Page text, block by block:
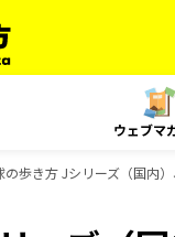
ウェブマ
の歩き方 Jシリーズ（国内